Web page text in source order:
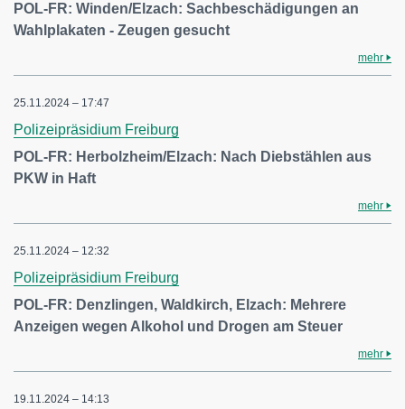
POL-FR: Winden/Elzach: Sachbeschädigungen an
Wahlplakaten - Zeugen gesucht
mehr
25.11.2024 – 17:47
Polizeipräsidium Freiburg
POL-FR: Herbolzheim/Elzach: Nach Diebstählen aus
PKW in Haft
mehr
25.11.2024 – 12:32
Polizeipräsidium Freiburg
POL-FR: Denzlingen, Waldkirch, Elzach: Mehrere
Anzeigen wegen Alkohol und Drogen am Steuer
mehr
19.11.2024 – 14:13